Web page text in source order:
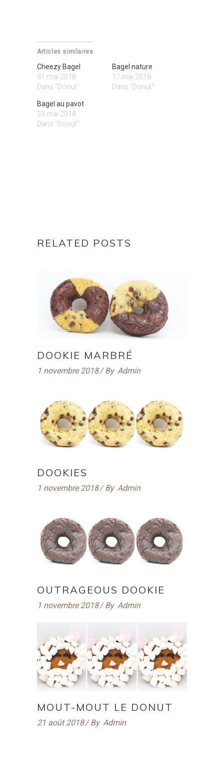
Articles similaires
Cheezy Bagel
31 mai 2018
Dans "Donut"
Bagel nature
17 mai 2018
Dans "Donut"
Bagel au pavot
23 mai 2018
Dans "Donut"
RELATED POSTS
DOOKIE MARBRÉ
1 novembre 2018 By Admin
DOOKIES
1 novembre 2018 By Admin
OUTRAGEOUS DOOKIE
1 novembre 2018 By Admin
MOUT-MOUT LE DONUT
21 août 2018 By Admin